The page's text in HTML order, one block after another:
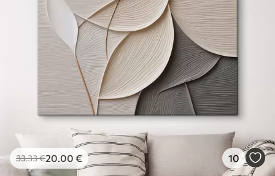
.00
33.33€20.00 € 10